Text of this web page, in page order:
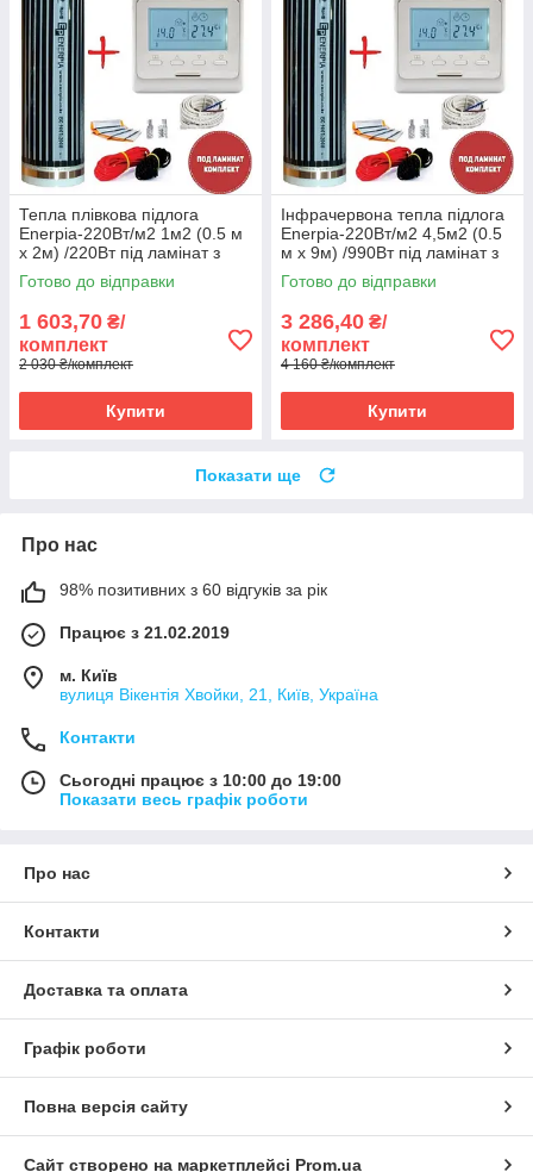
Тепла плівкова підлога
Enerpia-220Вт/м2 1м2 (0.5 м
х 2м) /220Вт під ламінат з
терморегулятором E 51
Готово до відправки
1 603,70 ₴/
комплект
2 030 ₴/комплект
Купити
Інфрачервона тепла підлога
Enerpia-220Вт/м2 4,5м2 (0.5
м х 9м) /990Вт під ламінат з
терморегулятором E 51
Готово до відправки
3 286,40 ₴/
комплект
4 160 ₴/комплект
Купити
Показати ще
Про нас
98% позитивних з 60 відгуків за рік
Працює з 21.02.2019
м. Київ
вулиця Вікентія Хвойки, 21, Київ, Україна
Контакти
Сьогодні працює з 10:00 до 19:00
Показати весь графік роботи
Про нас
Контакти
Доставка та оплата
Графік роботи
Повна версія сайту
Сайт створено на маркетплейсі Prom.ua